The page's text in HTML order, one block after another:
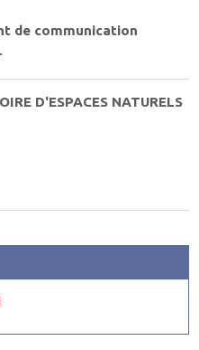
de communication
D'ESPACES NATURELS